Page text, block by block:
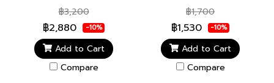
฿3,200
฿2,880 -10%
Add to Cart
Compare
฿1,700
฿1,530 -10%
Add to Cart
Compare